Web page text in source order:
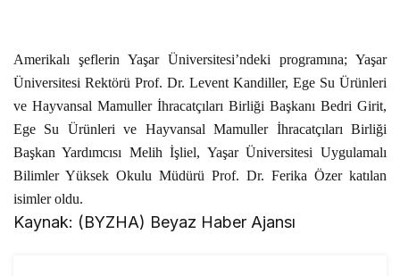
Amerikalı şeflerin Yaşar Üniversitesi’ndeki programına; Yaşar
Üniversitesi Rektörü Prof. Dr. Levent Kandiller, Ege Su Ürünleri
ve Hayvansal Mamuller İhracatçıları Birliği Başkanı Bedri Girit,
Ege Su Ürünleri ve Hayvansal Mamuller İhracatçıları Birliği
Başkan Yardımcısı Melih İşliel, Yaşar Üniversitesi Uygulamalı
Bilimler Yüksek Okulu Müdürü Prof. Dr. Ferika Özer katılan
isimler oldu.
Kaynak: (BYZHA) Beyaz Haber Ajansı